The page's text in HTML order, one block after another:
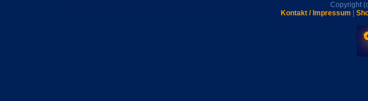
Copyright
Kontakt / Impressum